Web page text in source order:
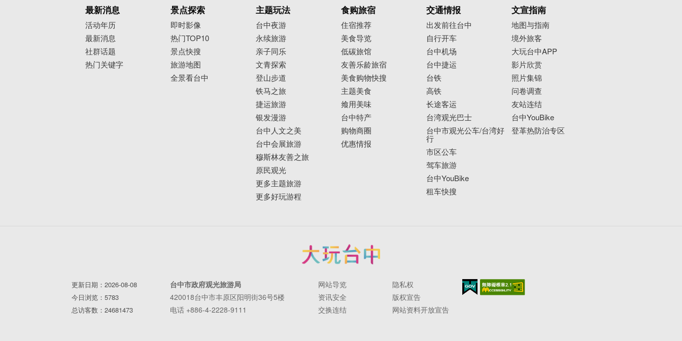
展期：2022.6.9至2022.7.24​
时间：10:30-19:30（周二公休）​
地点：旧台中车站、旧轨月台​
_____________​
#安心旅游首选台中​
#勤洗手 #戴口罩
最新消息
活动年历
最新消息
社群话题
热门关键字
景点探索
即时影像
热门TOP10
景点快搜
旅游地图
全景看台中
主题玩法
台中夜游
永续旅游
亲子同乐
文青探索
登山步道
铁马之旅
捷运旅游
银发漫游
台中人文之美
台中会展旅游
穆斯林友善之旅
原民观光
更多主题旅游
更多好玩游程
食购旅宿
住宿推荐
美食导览
低碳旅馆
友善乐龄旅宿
美食购物快搜
主题美食
飨用美味
台中特产
购物商圈
优惠情报
交通情报
出发前往台中
自行开车
台中机场
台中捷运
台铁
高铁
长途客运
台湾观光巴士
台中市观光公车/台湾好
行
市区公车
驾车旅游
台中YouBike
租车快搜
文宣指南
地图与指南
境外旅客
大玩台中APP
影片欣赏
照片集锦
问卷调查
友站连结
台中YouBike
登革热防治专区
更新日期：2026-08-08
今日浏览：5783
总访客数：24681473
台中市政府观光旅游局
420018台中市丰原区阳明街36号5楼
电话 +886-4-2228-9111
网站导览
隐私权
资讯安全
版权宣告
交换连结
网站资料开放宣告